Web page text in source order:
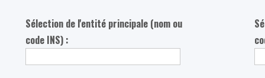
Sélection de l'entité principale (nom ou
code INS) :